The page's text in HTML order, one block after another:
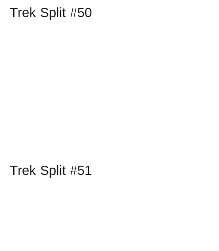
Trek Split #50
Trek Split #51